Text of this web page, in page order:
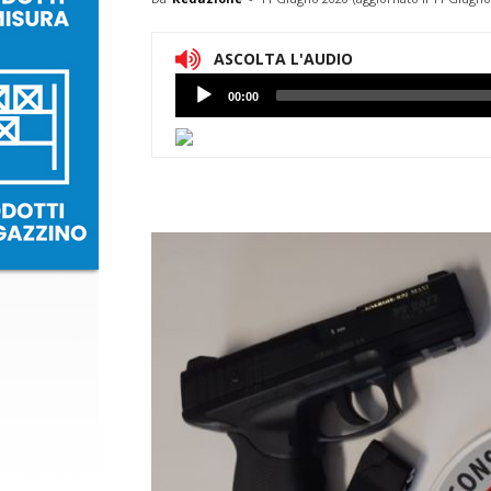
ASCOLTA L'AUDIO
Lettore
Audio
00:00